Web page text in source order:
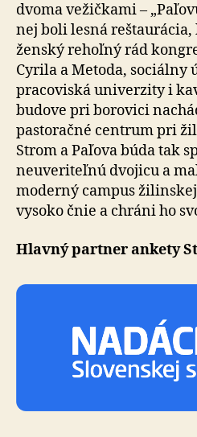
dvoma vežičkami –
nej boli lesná
ženský rehoľný rád
Cyrila a Metoda, sociálny
pracoviská univerzity i
budove pri borovici
pastoračné centrum pri
Strom a Paľova búda tak
neuveriteľnú dvojicu a
moderný campus
vysoko čnie a chráni ho
Hlavný partner ankety